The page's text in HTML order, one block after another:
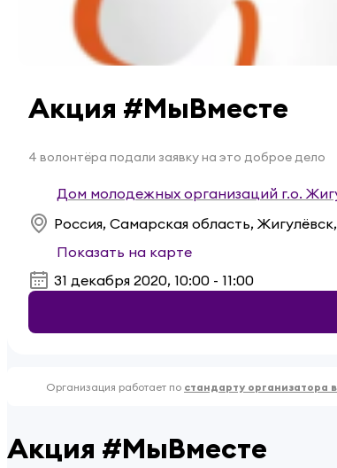
Акция #МыВместе
4 волонтёра подали заявку на это доброе дело
Дом молодежных организаций г.о.
Россия, Самарская область,
Показать на карте
31 декабря 2020, 10:00 - 11:00
Организация работает по стандарту организатора
Акция #МыВместе